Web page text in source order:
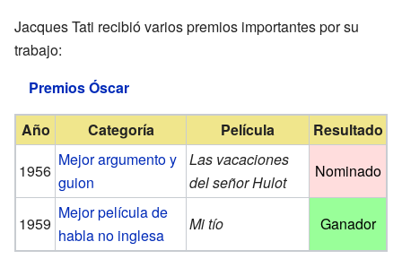
Jacques Tati recibió varios premios importantes por su
trabajo:
Premios Óscar
Año Categoría Película
Resultado
1956
Mejor argumento y
guion
Las vacaciones
del señor Hulot
Nominado
1959
Mejor película de
habla no inglesa
Mi tío Ganador